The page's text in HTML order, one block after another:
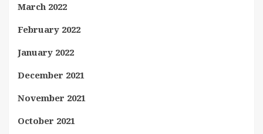
March 2022
February 2022
January 2022
December 2021
November 2021
October 2021